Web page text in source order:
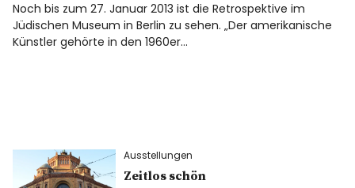
Noch bis zum 27. Januar 2013 ist die Retrospektive im
Jüdischen Museum in Berlin zu sehen. „Der amerikanische
Künstler gehörte in den 1960er…
Ausstellungen
Zeitlos schön